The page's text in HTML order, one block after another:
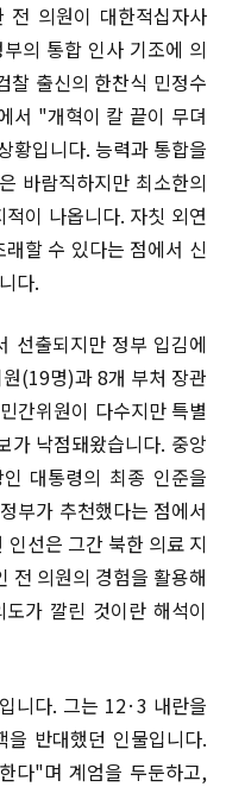
전 의원이 대한적십자사
의 통합 인사 기조에 의
찰 출신의 한찬식 민정수
서 "개혁이 칼 끝이 무뎌
황입니다. 능력과 통합을
바람직하지만 최소한의
이 나옵니다. 자칫 외연
할 수 있다는 점에서 신
다.
선출되지만 정부 입김에
(19명)과 8개 부처 장관
간위원이 다수지만 특별
가 낙점돼왔습니다. 중앙
대통령의 최종 인준을
부가 추천했다는 점에서
선은 그간 북한 의료 지
전 의원의 경험을 활용해
가 깔린 것이란 해석이
니다. 그는 12·3 내란을
반대했던 인물입니다.
다"며 계엄을 두둔하고,